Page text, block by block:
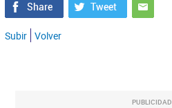
Subir Volver
PUBLICIDAD